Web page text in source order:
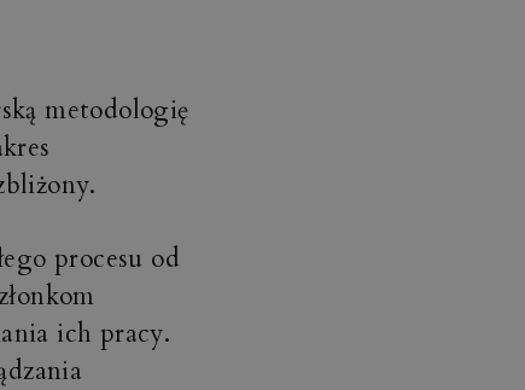
metodologię
procesu od
ich pracy.